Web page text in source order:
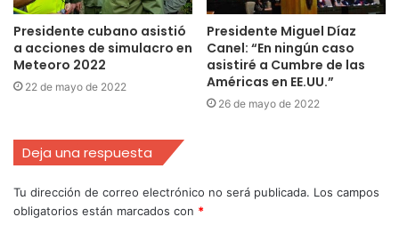
Presidente cubano asistió
a acciones de simulacro en
Meteoro 2022
22 de mayo de 2022
Presidente Miguel Díaz
Canel: “En ningún caso
asistiré a Cumbre de las
Américas en EE.UU.”
26 de mayo de 2022
Deja una respuesta
Tu dirección de correo electrónico no será publicada. Los campos
obligatorios están marcados con *